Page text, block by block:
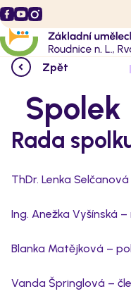
Zpět
Spolek
Rada
ThDr. Lenka
Ing. Anežka Vyšínská
Blanka Matějková –
Vanda Špringlová –